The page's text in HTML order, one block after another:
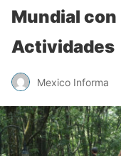
Mundial con
Actividades
Mexico Informa